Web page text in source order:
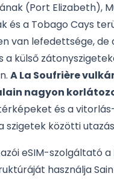
(Port Elizabeth),
és a Tobago Cays
van lefedettsége, de
a külső
A La Soufrière
nagyon
és a
szigetek közötti
eSIM-szolgáltató a
használja